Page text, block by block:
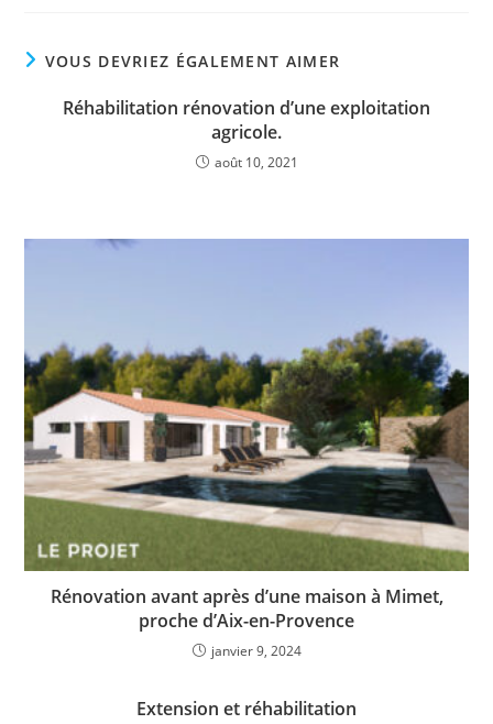
VOUS DEVRIEZ ÉGALEMENT AIMER
Réhabilitation rénovation d’une exploitation
agricole.
août 10, 2021
Rénovation avant après d’une maison à Mimet,
proche d’Aix-en-Provence
janvier 9, 2024
Extension et réhabilitation